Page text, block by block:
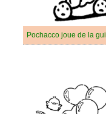
Pochacco joue de la